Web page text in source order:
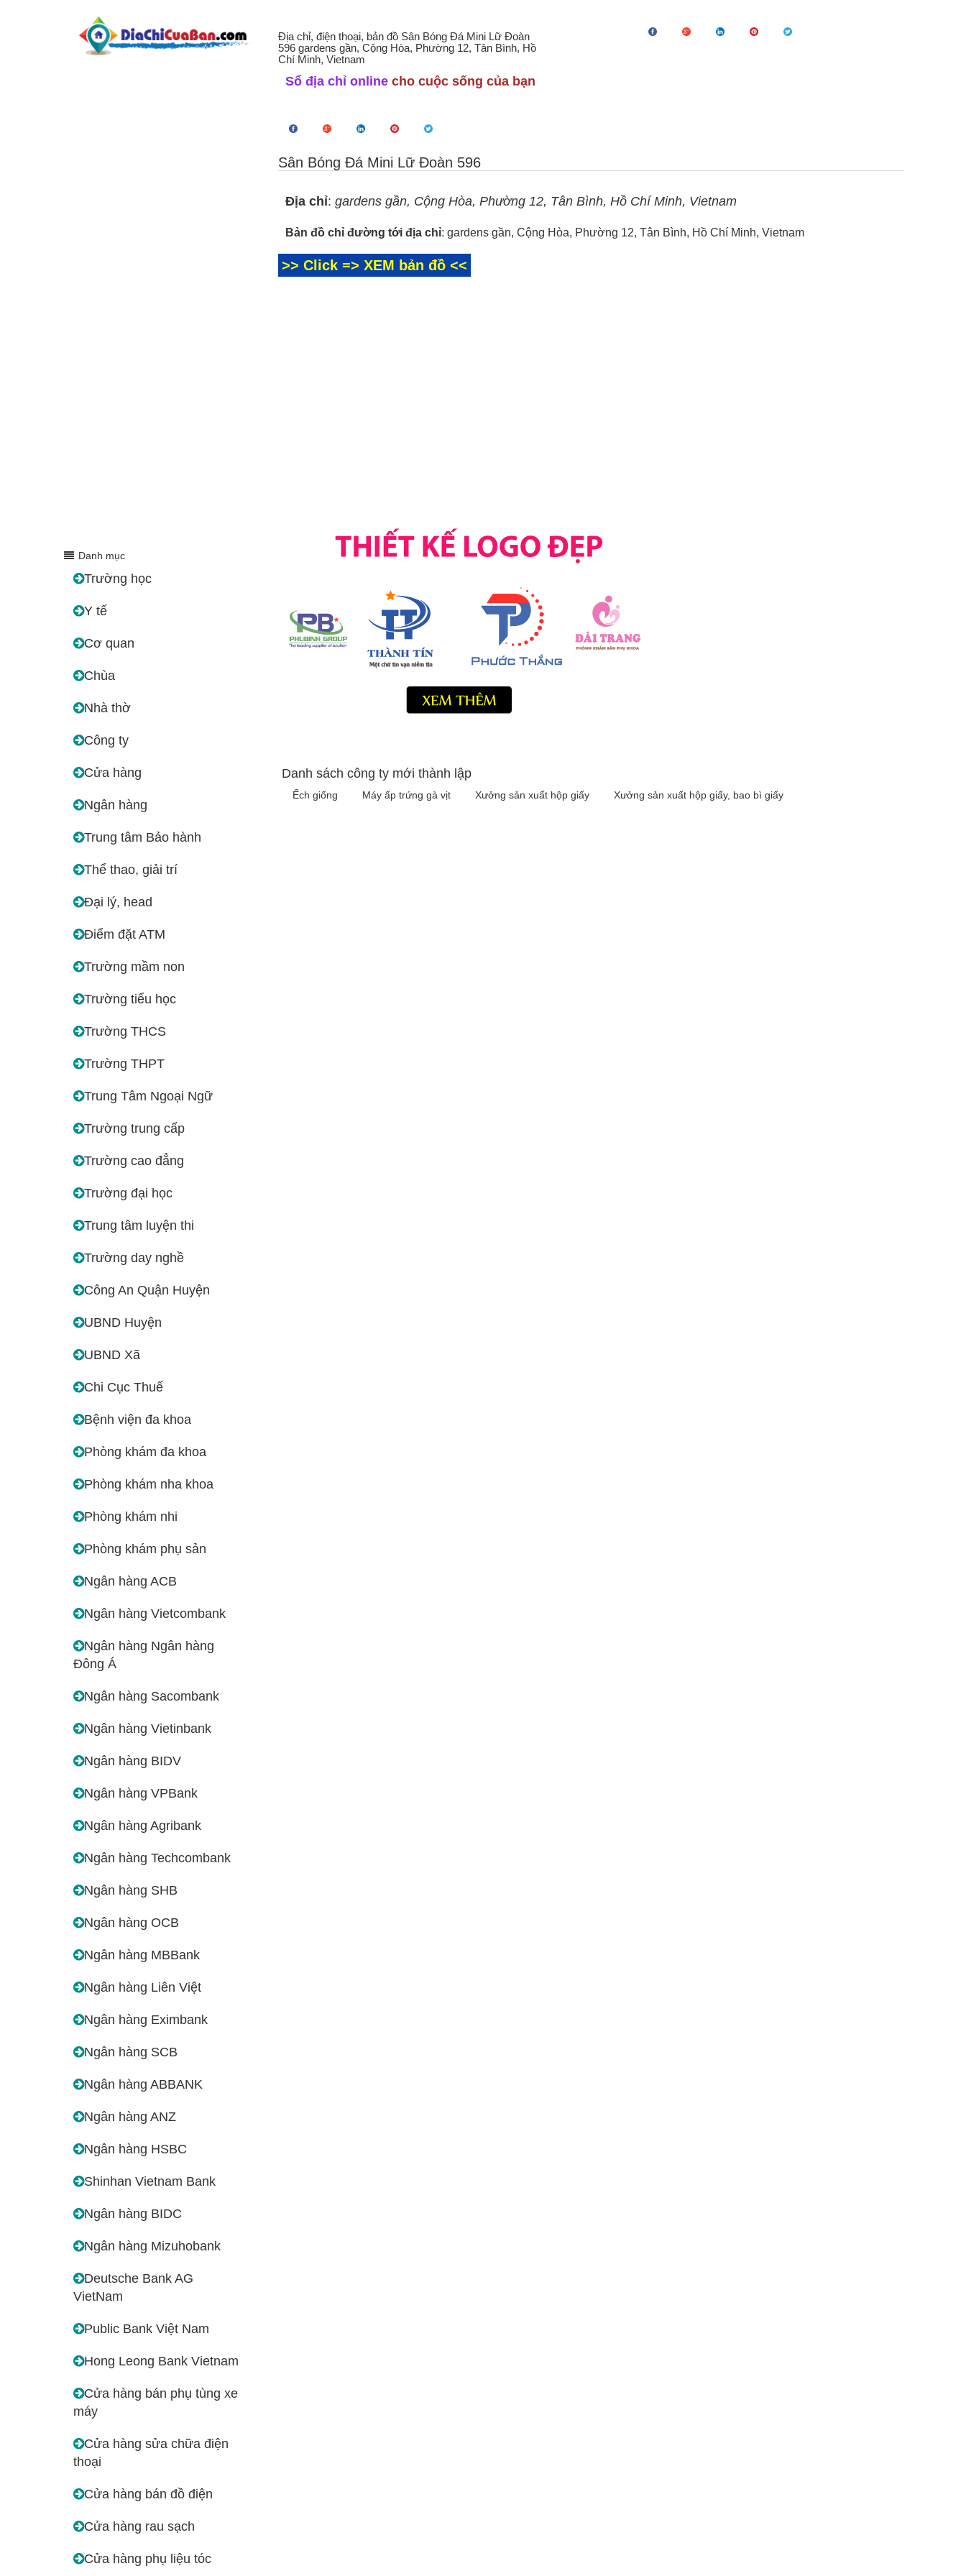
Địa chỉ, điện thoại, bản đồ Sân Bóng Đá Mini Lữ Đoàn
596 gardens gần, Cộng Hòa, Phường 12, Tân Bình, Hồ
Chí Minh, Vietnam
Sổ địa chỉ online cho cuộc sống của bạn
Sân Bóng Đá Mini Lữ Đoàn 596
Địa chỉ: gardens gần, Cộng Hòa, Phường 12, Tân Bình, Hồ Chí Minh, Vietnam
Bản đồ chỉ đường tới địa chỉ: gardens gần, Cộng Hòa, Phường 12, Tân Bình, Hồ Chí Minh, Vietnam
>> Click => XEM bản đồ <<
Danh sách công ty mới thành lập
Ếch giống Máy ấp trứng gà vịt Xưởng sản xuất hộp giấy Xưởng sản xuất hộp giấy, bao bì giấy
Danh mục
Trường học
Y tế
Cơ quan
Chùa
Nhà thờ
Công ty
Cửa hàng
Ngân hàng
Trung tâm Bảo hành
Thể thao, giải trí
Đại lý, head
Điểm đặt ATM
Trường mầm non
Trường tiểu học
Trường THCS
Trường THPT
Trung Tâm Ngoại Ngữ
Trường trung cấp
Trường cao đẳng
Trường đại học
Trung tâm luyện thi
Trường day nghề
Công An Quận Huyện
UBND Huyện
UBND Xã
Chi Cục Thuế
Bệnh viện đa khoa
Phòng khám đa khoa
Phòng khám nha khoa
Phòng khám nhi
Phòng khám phụ sản
Ngân hàng ACB
Ngân hàng Vietcombank
Ngân hàng Ngân hàng
Đông Á
Ngân hàng Sacombank
Ngân hàng Vietinbank
Ngân hàng BIDV
Ngân hàng VPBank
Ngân hàng Agribank
Ngân hàng Techcombank
Ngân hàng SHB
Ngân hàng OCB
Ngân hàng MBBank
Ngân hàng Liên Việt
Ngân hàng Eximbank
Ngân hàng SCB
Ngân hàng ABBANK
Ngân hàng ANZ
Ngân hàng HSBC
Shinhan Vietnam Bank
Ngân hàng BIDC
Ngân hàng Mizuhobank
Deutsche Bank AG
VietNam
Public Bank Việt Nam
Hong Leong Bank Vietnam
Cửa hàng bán phụ tùng xe
máy
Cửa hàng sửa chữa điện
thoại
Cửa hàng bán đồ điện
Cửa hàng rau sạch
Cửa hàng phụ liệu tóc